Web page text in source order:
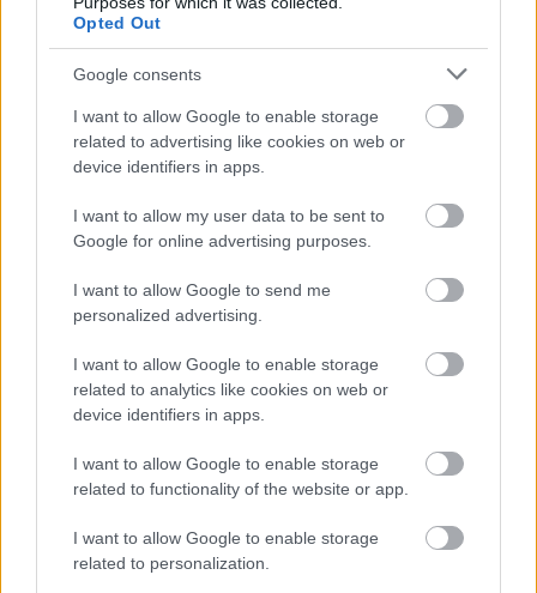
Opted Out
Google consents
I want to allow Google to enable storage
related to advertising like cookies on web or
device identifiers in apps.
I want to allow my user data to be sent to
Google for online advertising purposes.
I want to allow Google to send me
personalized advertising.
I want to allow Google to enable storage
related to analytics like cookies on web or
device identifiers in apps.
I want to allow Google to enable storage
related to functionality of the website or app.
I want to allow Google to enable storage
related to personalization.
ΔΙΑΒΑΣΕ ΑΚΟΜΗ:
ΣΕΦ: Επαναπροκηρύσσεται η ενεργειακή αναβάθμιση -
Γιατί ακυρώθηκε ο πρώτος διαγωνισμός
Ντόρσεϊ: Τα... έσταξε στην προπόνηση με 13/14 τρίποντα!
ΜακΙντάιρ: Ευχήθηκε χρόνια πολλά στον Βεζένκοβ
Για να προσθέσεις το σχόλιο
σου πρέπει να συνδεθείς
στο my gazzetta!
Εγγραφή Σύνδεση